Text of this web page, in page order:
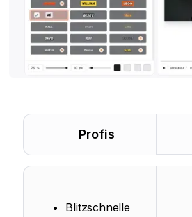
Profis
Blitzschnelle